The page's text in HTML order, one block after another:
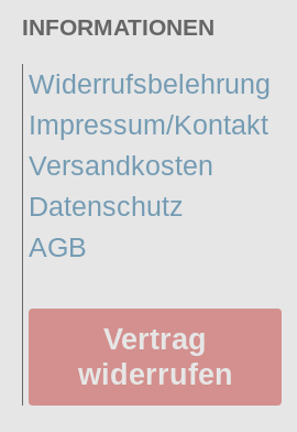
Voodoo Vixen
INFORMATIONEN
Widerrufsbelehrung
Impressum/Kontakt
Versandkosten
Datenschutz
AGB
Vertrag
widerrufen